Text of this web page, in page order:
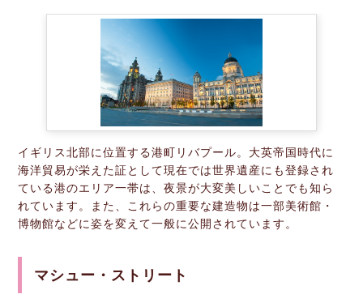
イギリス北部に位置する港町リバプール。大英帝国時代に
海洋貿易が栄えた証として現在では世界遺産にも登録され
ている港のエリア一帯は、夜景が大変美しいことでも知ら
れています。また、これらの重要な建造物は一部美術館・
博物館などに姿を変えて一般に公開されています。
マシュー・ストリート